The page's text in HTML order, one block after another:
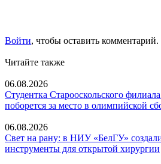
Войти, чтобы оставить комментарий.
Читайте также
06.08.2026
Студентка Старооскольского
поборется за место в олимпийской
06.08.2026
Свет на рану: в НИУ «БелГУ»
инструменты для открытой хирургии